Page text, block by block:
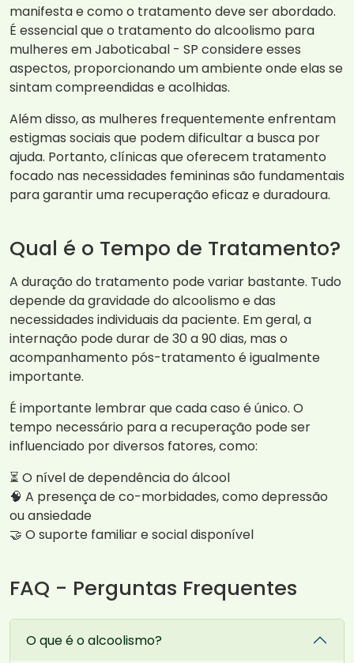
manifesta e como o tratamento deve ser abordado.
É essencial que o tratamento do alcoolismo para
mulheres em Jaboticabal - SP considere esses
aspectos, proporcionando um ambiente onde elas se
sintam compreendidas e acolhidas.
Além disso, as mulheres frequentemente enfrentam
estigmas sociais que podem dificultar a busca por
ajuda. Portanto, clínicas que oferecem tratamento
focado nas necessidades femininas são fundamentais
para garantir uma recuperação eficaz e duradoura.
Qual é o Tempo de Tratamento?
A duração do tratamento pode variar bastante. Tudo
depende da gravidade do alcoolismo e das
necessidades individuais da paciente. Em geral, a
internação pode durar de 30 a 90 dias, mas o
acompanhamento pós-tratamento é igualmente
importante.
É importante lembrar que cada caso é único. O
tempo necessário para a recuperação pode ser
influenciado por diversos fatores, como:
⏳ O nível de dependência do álcool
🧠 A presença de co-morbidades, como depressão
ou ansiedade
🤝 O suporte familiar e social disponível
FAQ - Perguntas Frequentes
O que é o alcoolismo?